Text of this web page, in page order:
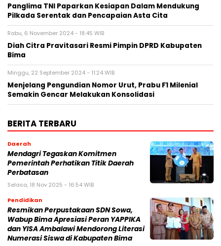
Panglima TNI Paparkan Kesiapan Dalam Mendukung
Pilkada Serentak dan Pencapaian Asta Cita
Rabu, 6 November 2024 - 18:45 WIB
Diah Citra Pravitasari Resmi Pimpin DPRD Kabupaten
Bima
Minggu, 22 September 2024 - 11:24 WIB
Menjelang Pengundian Nomor Urut, Prabu F1 Milenial
Semakin Gencar Melakukan Konsolidasi
BERITA TERBARU
Daerah
Mendagri Tegaskan Komitmen
Pemerintah Perhatikan Titik Daerah
Perbatasan
Selasa, 18 Nov 2025 - 16:54 WIB
Pendidikan
Resmikan Perpustakaan SDN Sowa,
Wabup Bima Apresiasi Peran YAPPIKA
dan YISA Ambalawi Mendorong Literasi
Numerasi Siswa di Kabupaten Bima